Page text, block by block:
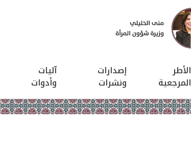
الأطر
المرجعية
إصدارات
ونشرات
آليات
وأدوات